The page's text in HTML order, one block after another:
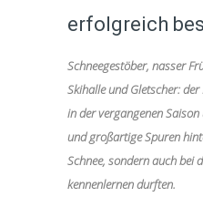
erfolgreich
Schneegestöber, nasser
Skihalle und Gletscher:
in der vergangenen
und großartige Spuren
Schnee, sondern auch bei
kennenlernen durften.